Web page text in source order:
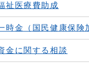
祉医療費助成
時金（国民健康保険
金に関する相談